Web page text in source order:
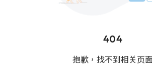
404
抱歉，找不到相关页